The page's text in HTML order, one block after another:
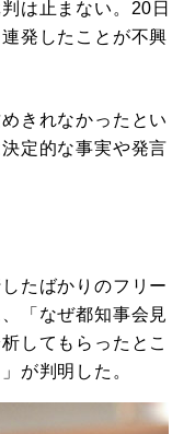
は止まない。20日
発したことが不興
きれなかったとい
定的な事実や発言
したばかりのフリー
「なぜ都知事会見
してもらったとこ
が判明した。